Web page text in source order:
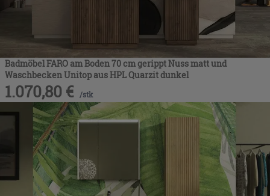
Badmöbel FARO am Boden 70 cm gerippt Nuss matt und
Waschbecken Unitop aus HPL Quarzit dunkel
1.070,80 € /stk